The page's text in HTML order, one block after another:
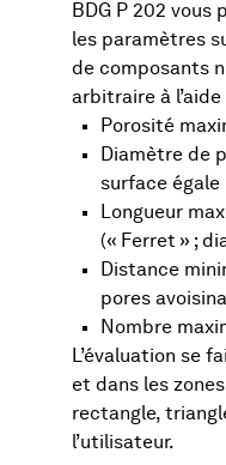
BDG P 202
les paramètres
de composants
arbitraire à
Porosité
Diamètre de
surface égale
Longueur
(« Ferret » ;
Distance
pores
Nombre
L’évaluation se
et dans les
rectangle,
l’utilisateur.